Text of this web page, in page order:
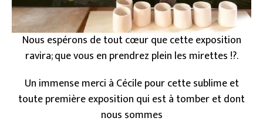
Nous espérons de tout cœur que cette exposition
ravira; que vous en prendrez plein les mirettes !?.
Un immense merci à Cécile pour cette sublime et
toute première exposition qui est à tomber et dont
nous sommes